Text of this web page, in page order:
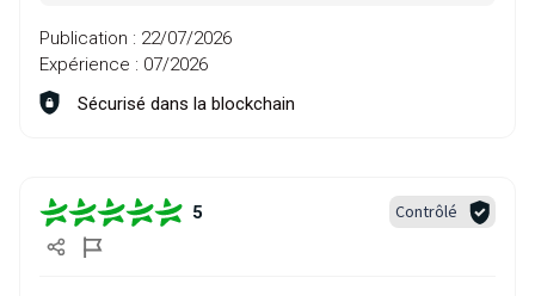
Publication : 22/07/2026
Expérience : 07/2026
Sécurisé dans la blockchain
5 Contrôlé